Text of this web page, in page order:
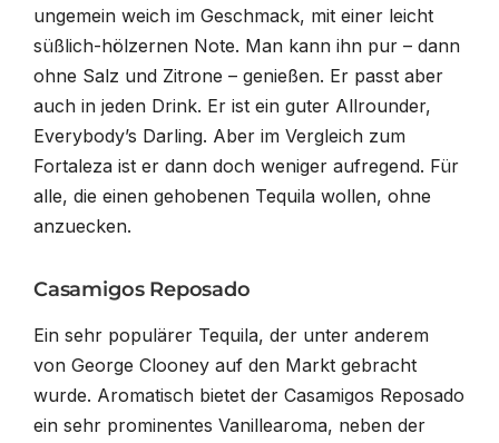
ungemein weich im Geschmack, mit einer leicht
süßlich-hölzernen Note. Man kann ihn pur – dann
ohne Salz und Zitrone – genießen. Er passt aber
auch in jeden Drink. Er ist ein guter Allrounder,
Everybody’s Darling. Aber im Vergleich zum
Fortaleza ist er dann doch weniger aufregend. Für
alle, die einen gehobenen Tequila wollen, ohne
anzuecken.
Casamigos Reposado
Ein sehr populärer Tequila, der unter anderem
von George Clooney auf den Markt gebracht
wurde. Aromatisch bietet der Casamigos Reposado
ein sehr prominentes Vanillearoma, neben der